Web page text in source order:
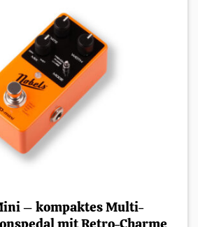
– kompaktes Multi-